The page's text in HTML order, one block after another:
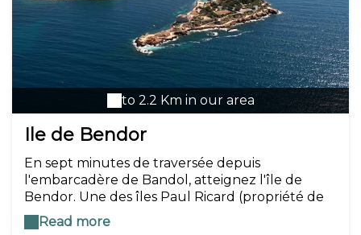
to 2.2 Km in our area
Ile de Bendor
En sept minutes de traversée depuis
l'embarcadère de Bandol, atteignez l'île de
Bendor. Une des îles Paul Ricard (propriété de
l'industriel depuis 1950), qui transmettra ses
traditions aux curieux, comme les pointus. De
Read more